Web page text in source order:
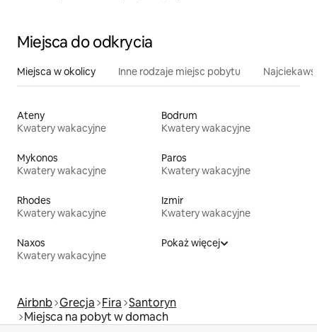
Miejsca do odkrycia
Miejsca w okolicy Inne rodzaje miejsc pobytu
Ateny
Kwatery wakacyjne
Bodrum
Kwatery wakacyjne
Mykonos
Kwatery wakacyjne
Paros
Kwatery wakacyjne
Rhodes
Kwatery wakacyjne
Izmir
Kwatery wakacyjne
Naxos
Kwatery wakacyjne
Pokaż więcej
Airbnb Grecja Fira Santoryn
Miejsca na pobyt w domach